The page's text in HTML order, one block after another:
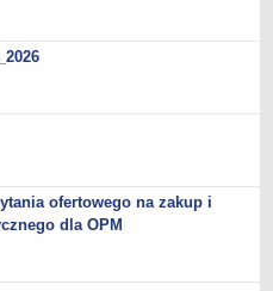
ofertowego na zakup i
dla OPM